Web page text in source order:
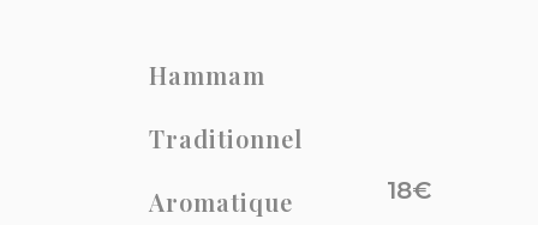
Hammam
Traditionnel
Aromatique
18€